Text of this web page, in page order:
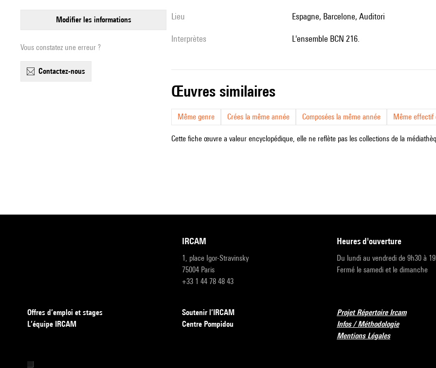
modifier les informations
Vous constatez une erreur ?
contactez-nous
lieu Espagne, Barcelone, Auditori
interprètes l'ensemble BCN 216.
œuvres similaires
Même genre Crées la même année Composées la même année Même effectif
Cette fiche œuvre a valeur encyclopédique, elle ne reflète pas les collections de la
IRCAM
1, place Igor-Stravinsky
75004 Paris
+33 1 44 78 48 43
heures d'ouverture
Du lundi au vendredi de 9h30 à
Fermé le samedi et le dimanche
Offres d’emploi et stages
L’équipe IRCAM
Soutenir l’IRCAM
Centre Pompidou
Projet Répertoire Ircam
Infos / Méthodologie
Mentions Légales